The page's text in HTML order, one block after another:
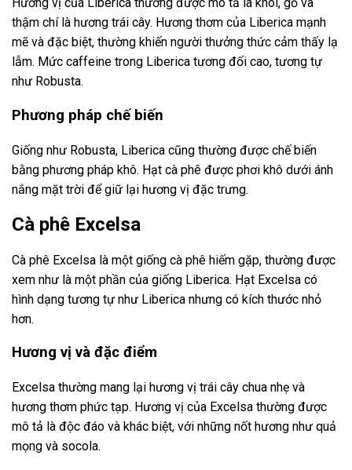
Hương vị của Liberica thường được mô tả là khói, gỗ và
thậm chí là hương trái cây. Hương thơm của Liberica mạnh
mẽ và đặc biệt, thường khiến người thưởng thức cảm thấy lạ
lẫm. Mức caffeine trong Liberica tương đối cao, tương tự
như Robusta.
Phương pháp chế biến
Giống như Robusta, Liberica cũng thường được chế biến
bằng phương pháp khô. Hạt cà phê được phơi khô dưới ánh
nắng mặt trời để giữ lại hương vị đặc trưng.
Cà phê Excelsa
Cà phê Excelsa là một giống cà phê hiếm gặp, thường được
xem như là một phần của giống Liberica. Hạt Excelsa có
hình dạng tương tự như Liberica nhưng có kích thước nhỏ
hơn.
Hương vị và đặc điểm
Excelsa thường mang lại hương vị trái cây chua nhẹ và
hương thơm phức tạp. Hương vị của Excelsa thường được
mô tả là độc đáo và khác biệt, với những nốt hương như quả
mọng và socola.